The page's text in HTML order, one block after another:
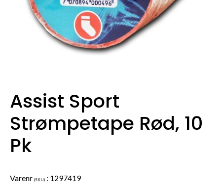
Assist Sport
Strømpetape Rød, 10
Pk
Varenr (SKU) : 1297419